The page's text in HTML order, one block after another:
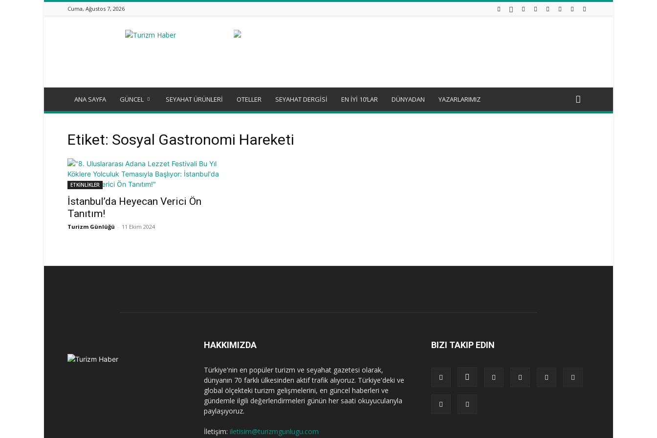
Cuma, Ağustos 7, 2026
Turizm
ANA SAYFA GÜNCEL SEYAHAT ÜRÜNLERİ OTELLER SEYAHAT DERGİSİ EN İYİ 10’LAR DÜNYADAN YAZARLARIMIZ
Etiket: Sosyal Gastronomi Hareketi
ETKİNLİKLER
İstanbul’da Heyecan Verici Ön
Tanıtım!
Turizm Günlüğü - 11 Ekim 2024
HAKKIMIZDA
Türkiye'nin en popüler turizm ve seyahat gazetesi olarak,
dünyanın 70 farklı ülkesinden aktif trafik alıyoruz. Türkiye'deki ve
global ölçekteki turizm gelişmelerini, en güncel haberleri ve
gündemle ilgili değerlendirmeleri günün her saati okuyucularıyla
paylaşıyoruz.
İletişim: iletisim@turizmgunlugu.com
BIZI TAKIP EDIN